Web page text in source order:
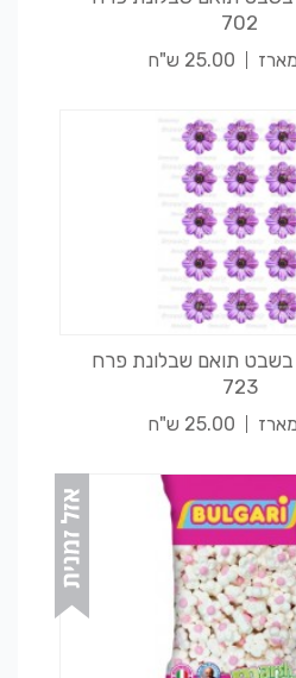
702
25.00 ש"ח
תואם שבלונת פרח
723
25.00 ש"ח